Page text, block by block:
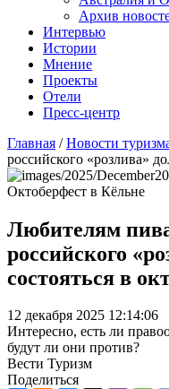
Архив
Интервью
Истории
Мнение
Проекты
Отели
Пресс-центр
Главная /Новости
российского «розлива»
Октоберфест в Кёльне
Любителям
российского
состояться в
12 декабря 2025 12:14:06
Интересно, есть ли
будут ли они против?
Вести Туризм
Поделиться